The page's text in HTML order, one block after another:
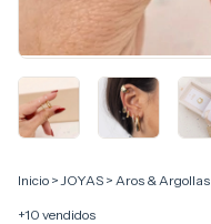
Inicio > JOYAS > Aros & Argollas
+10 vendidos